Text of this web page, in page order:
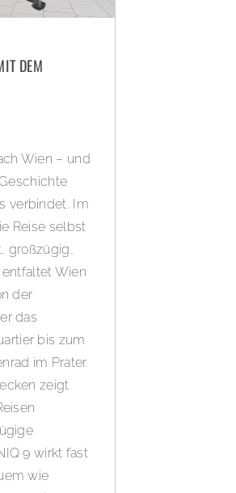
DEM
Wien – und
verbindet. Im
Reise selbst
großzügig,
Wien
der
das
bis zum
im Prater.
zeigt
9 wirkt fast
wie